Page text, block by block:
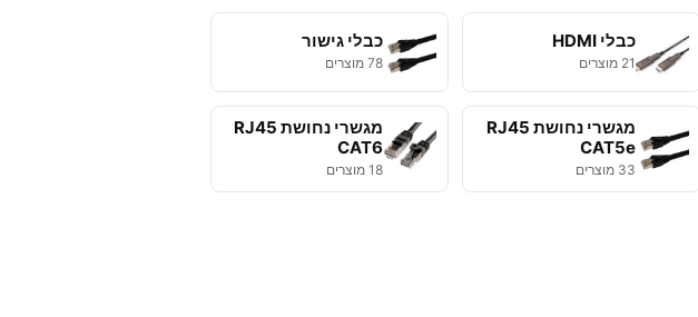
כבלי HDMI
21 מוצרים
כבלי גישור
78 מוצרים
מגשרי נחושת RJ45
CAT5e
33 מוצרים
מגשרי נחושת RJ45
CAT6
18 מוצרים